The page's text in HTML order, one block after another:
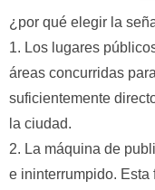
¿por qué elegir la
1. Los lugares
áreas concurridas
suficientemente
la ciudad.
2. La máquina de
e ininterrumpido.